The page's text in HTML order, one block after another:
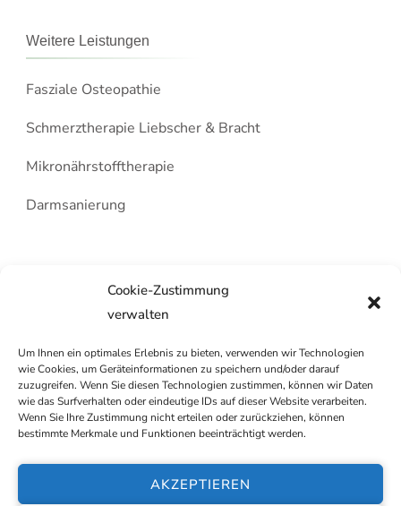
Cookie-Zustimmung
verwalten
Um Ihnen ein optimales Erlebnis zu bieten, verwenden wir Technologien
wie Cookies, um Geräteinformationen zu speichern und/oder darauf
zuzugreifen. Wenn Sie diesen Technologien zustimmen, können wir Daten
wie das Surfverhalten oder eindeutige IDs auf dieser Website verarbeiten.
Wenn Sie Ihre Zustimmung nicht erteilen oder zurückziehen, können
bestimmte Merkmale und Funktionen beeinträchtigt werden.
AKZEPTIEREN
Weitere Leistungen
Fasziale Osteopathie
Schmerztherapie Liebscher & Bracht
Mikronährstofftherapie
Darmsanierung
Copyright Naturheilpraxis Melanie Wilms. Alle
Rechte vorbehalten.